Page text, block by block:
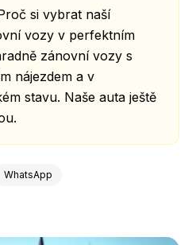
si vybrat naší
vozy v perfektním
zánovní vozy s
nájezdem a v
stavu. Naše auta ještě
WhatsApp